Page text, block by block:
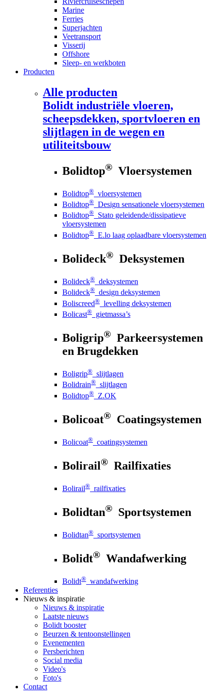
Marine
Ferries
Superjachten
Veetransport
Visserij
Offshore
Sleep- en werkboten
Producten
Alle producten
Bolidt industriële vloeren,
scheepsdekken, sportvloeren en
slijtlagen in de wegen en
utiliteitsbouw
Bolidtop® Vloersystemen
Bolidtop® vloersystemen
Bolidtop® Design sensationele vloersystemen
Bolidtop® Stato geleidende/dissipatieve
vloersystemen
Bolidtop® E.lo laag oplaadbare vloersystemen
Bolideck® Deksystemen
Bolideck® deksystemen
Bolideck® design deksystemen
Boliscreed® levelling deksystemen
Bolicast® gietmassa’s
Boligrip® Parkeersystemen
en Brugdekken
Boligrip® slijtlagen
Bolidrain® slijtlagen
Bolidtop® Z.OK
Bolicoat® Coatingsystemen
Bolicoat® coatingsystemen
Bolirail® Railfixaties
Bolirail® railfixaties
Bolidtan® Sportsystemen
Bolidtan® sportsystemen
Bolidt® Wandafwerking
Bolidt® wandafwerking
Referenties
Nieuws & inspiratie
Nieuws & inspiratie
Laatste nieuws
Bolidt booster
Beurzen & tentoonstellingen
Evenementen
Persberichten
Social media
Video's
Foto's
Contact